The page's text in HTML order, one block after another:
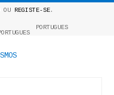
OU REGISTE-SE.
PORTUGUES